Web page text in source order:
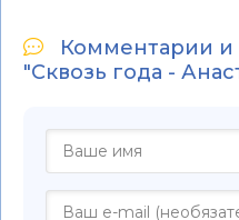
Комментарии и
"Сквозь года -